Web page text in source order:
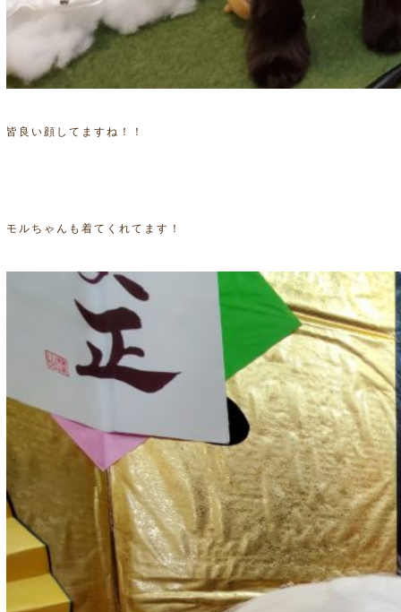
皆良い顔してますね！！
モルちゃんも着てくれてます！